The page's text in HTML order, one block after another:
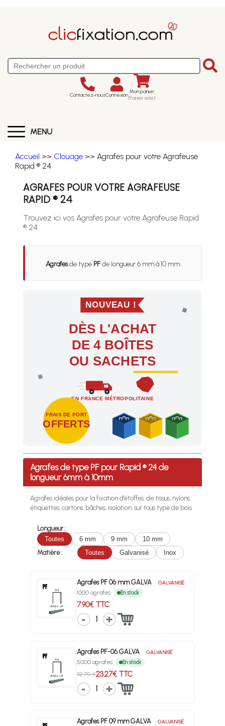
Contactez-nousConnexion Mon panier
(Panier vide)
MENU
Accueil >> Clouage >> Agrafes pour votre Agrafeuse
Rapid ® 24
AGRAFES POUR VOTRE AGRAFEUSE
RAPID ® 24
Trouvez ici vos Agrafes pour votre Agrafeuse Rapid
® 24
Agrafesde type PFde longueur 6 mm à 10 mm.
NOUVEAU !
DÈS L'ACHAT
DE 4 BOÎTES
OU SACHETS
EN FRANCE MÉTROPOLITAINE
FRAIS DE PORT
OFFERTS
Profitez des Frais de port offerts en France
Agrafes de type PF pour Rapid ® 24 de
longueur 6mm à 10mm
Agrafes idéales pour la fixation d'étoffes, de tissus, nylons,
étiquettes, cartons, bâches, isolation, sur tous type de bois.
Longueur :
Toutes
6 mm 9 mm
10 mm
Matière :
Toutes Galvanisé Inox
Agrafes PF 06 mm GALVA GALVANISÉ
1000 agrafes En stock
7.90€ TTC
1
Agrafes PF-06 GALVA GALVANISÉ
5000 agrafes En stock
32.70 €23.27€ TTC
1
Agrafes PF 09 mm GALVA GALVANISÉ